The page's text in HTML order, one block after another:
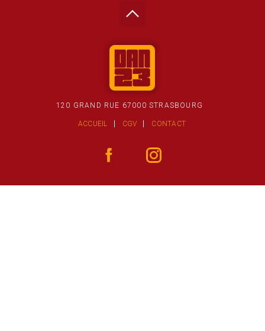
120 GRAND RUE 67000 STRASBOURG
ACCUEIL CGV CONTACT